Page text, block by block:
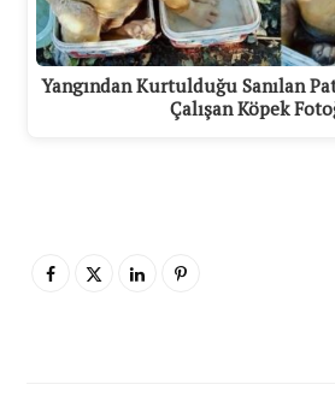
Yangından Kurtulduğu Sanılan
Çalışan Köpek